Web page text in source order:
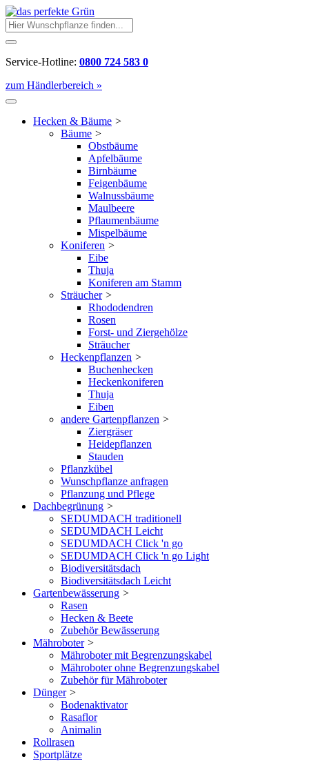
Service-Hotline: 0800 724 583 0
zum Händlerbereich »
Hecken & Bäume >
Bäume >
Obstbäume
Apfelbäume
Birnbäume
Feigenbäume
Walnussbäume
Maulbeere
Pflaumenbäume
Mispelbäume
Koniferen >
Eibe
Thuja
Koniferen am Stamm
Sträucher >
Rhododendren
Rosen
Forst- und Ziergehölze
Sträucher
Heckenpflanzen >
Buchenhecken
Heckenkoniferen
Thuja
Eiben
andere Gartenpflanzen >
Ziergräser
Heidepflanzen
Stauden
Pflanzkübel
Wunschpflanze anfragen
Pflanzung und Pflege
Dachbegrünung >
SEDUMDACH traditionell
SEDUMDACH Leicht
SEDUMDACH Click 'n go
SEDUMDACH Click 'n go Light
Biodiversitätsdach
Biodiversitätsdach Leicht
Gartenbewässerung >
Rasen
Hecken & Beete
Zubehör Bewässerung
Mähroboter >
Mähroboter mit Begrenzungskabel
Mähroboter ohne Begrenzungskabel
Zubehör für Mähroboter
Dünger >
Bodenaktivator
Rasaflor
Animalin
Rollrasen
Sportplätze